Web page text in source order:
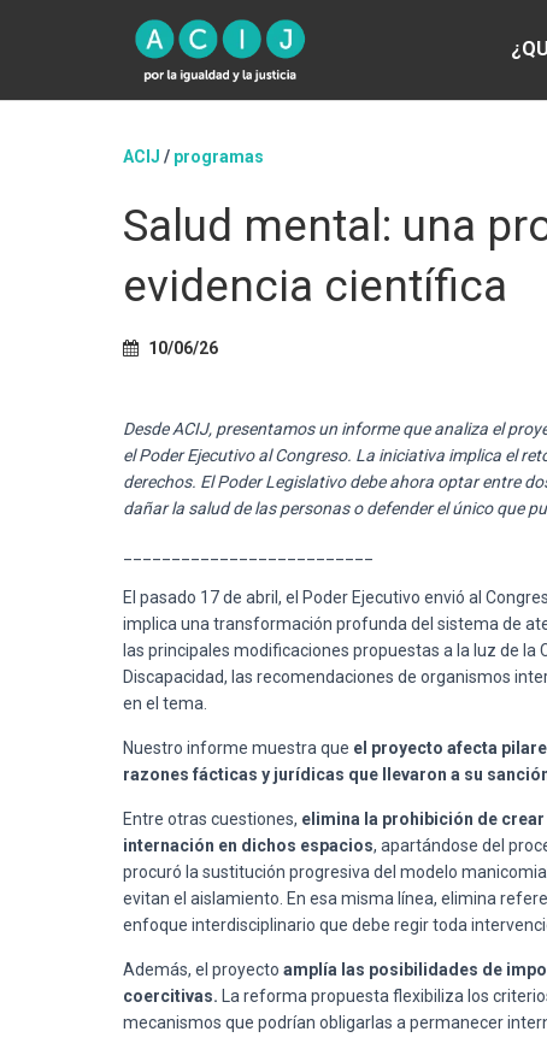
ACIJ / programas
Salud mental: una
evidencia científica
10/06/26
Desde ACIJ, presentamos un informe que analiza el
el Poder Ejecutivo al Congreso. La iniciativa implica el
derechos. El Poder Legislativo debe ahora optar entre
dañar la salud de las personas o defender el único que
El pasado 17 de abril, el Poder Ejecutivo envió al
implica una transformación profunda del sistema de
las principales modificaciones propuestas a la luz de la
Discapacidad, las recomendaciones de organismos
en el tema.
Nuestro informe muestra que el proyecto afecta
razones fácticas y jurídicas que llevaron a su
Entre otras cuestiones, elimina la prohibición de
internación en dichos espacios, apartándose del
procuró la sustitución progresiva del modelo
evitan el aislamiento. En esa misma línea, elimina
enfoque interdisciplinario que debe regir toda
Además, el proyecto amplía las posibilidades de
coercitivas. La reforma propuesta flexibiliza los
mecanismos que podrían obligarlas a permanecer